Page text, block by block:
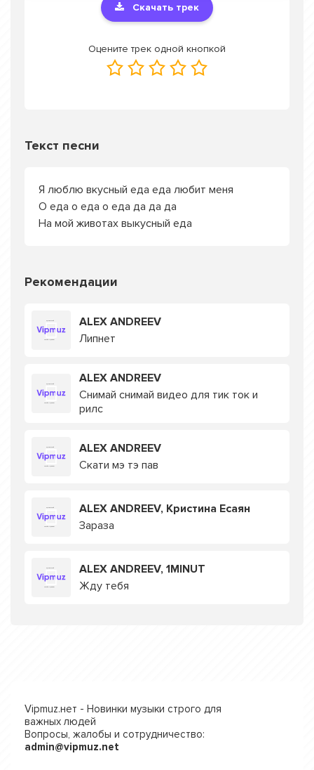
Скачать трек
Оцените трек одной кнопкой
Текст песни
Я люблю вкусный еда еда любит меня
О еда о еда о еда да да да
На мой животах выкусный еда
Рекомендации
ALEX ANDREEV
Липнет
ALEX ANDREEV
Снимай снимай видео для тик ток и
рилс
ALEX ANDREEV
Скати мэ тэ пав
ALEX ANDREEV, Кристина Есаян
Зараза
ALEX ANDREEV, 1MINUT
Жду тебя
Vipmuz.нет - Новинки музыки строго для
важных людей
Вопросы, жалобы и сотрудничество:
admin@vipmuz.net